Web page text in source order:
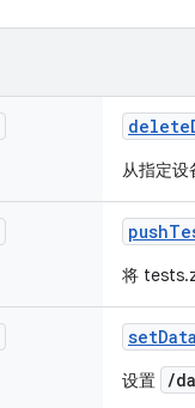
delete
从指定设
push
将
setData
设置 /